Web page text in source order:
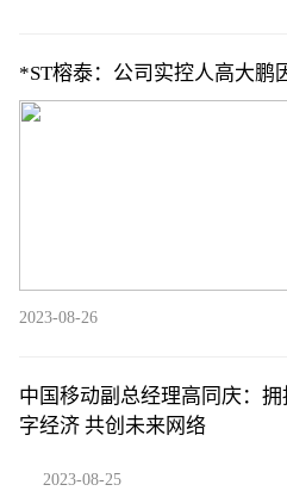
*ST榕泰：公司实控人高大鹏
2023-08-26
中国移动副总经理高同庆：拥
字经济 共创未来网络
2023-08-25